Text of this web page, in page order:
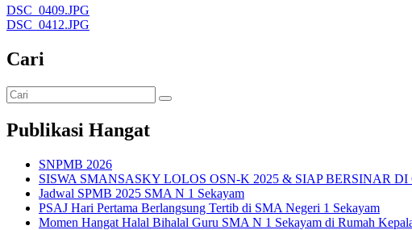
DSC_0409.JPG
DSC_0412.JPG
Cari
Publikasi Hangat
SNPMB 2026
SISWA SMANSASKY LOLOS OSN-K 2025 & SIAP BERSINAR DI
Jadwal SPMB 2025 SMA N 1 Sekayam
PSAJ Hari Pertama Berlangsung Tertib di SMA Negeri 1 Sekayam
Momen Hangat Halal Bihalal Guru SMA N 1 Sekayam di Rumah